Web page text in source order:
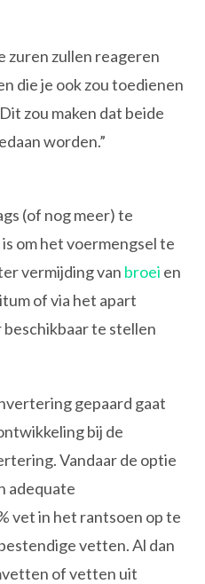
zuren zullen reageren
die je ook zou toedienen
zou maken dat beide
worden.”
(of nog meer) te
om het voermengsel te
vermijding van broei en
of via het apart
te stellen
gepaard gaat
bij de
Vandaar de optie
adequate
vet in het rantsoen op te
vetten. Al dan
of vetten uit